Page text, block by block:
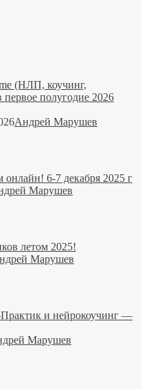
(НЛП, коучинг,
первое полугодие 2026
Андрей Марушев
6-7 декабря 2025 г
Марушев
летом 2025!
Марушев
и нейрокоучинг —
Марушев